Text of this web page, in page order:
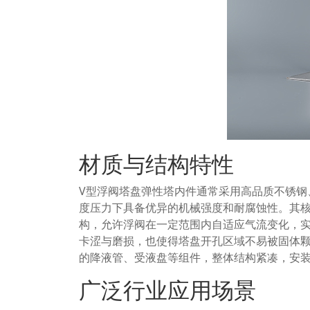
材质与结构特性
V型浮阀塔盘弹性塔内件通常采用高品质不锈
度压力下具备优异的机械强度和耐腐蚀性。
构，允许浮阀在一定范围内自适应气流变化，
卡涩与磨损，也使得塔盘开孔区域不易被固体
的降液管、受液盘等组件，整体结构紧凑，安
广泛行业应用场景